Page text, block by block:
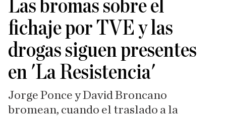
Las bromas sobre el
fichaje por TVE y las
drogas siguen presentes
en 'La Resistencia'
Jorge Ponce y David Broncano
bromean, cuando el traslado a la